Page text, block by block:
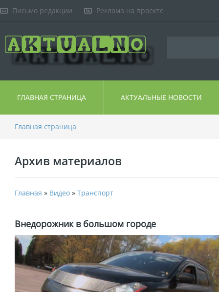
Письмо редакции Реклама на проекте
ГЛАВНАЯ СТРАНИЦА АКТУАЛЬНЫЕ НОВОСТИ
Главная страница
Архив материалов
Главная » Видео » Транспорт
Внедорожник в большом городе